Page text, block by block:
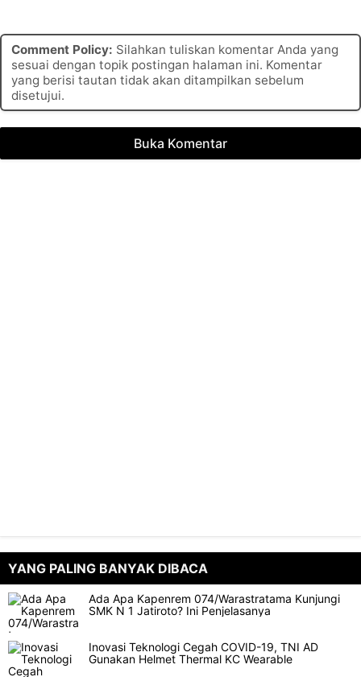
Comment Policy: Silahkan tuliskan komentar Anda yang
sesuai dengan topik postingan halaman ini. Komentar
yang berisi tautan tidak akan ditampilkan sebelum
disetujui.
Buka Komentar
YANG PALING BANYAK DIBACA
Ada Apa Kapenrem 074/Warastratama Kunjungi
SMK N 1 Jatiroto? Ini Penjelasanya
Inovasi Teknologi Cegah COVID-19, TNI AD
Gunakan Helmet Thermal KC Wearable